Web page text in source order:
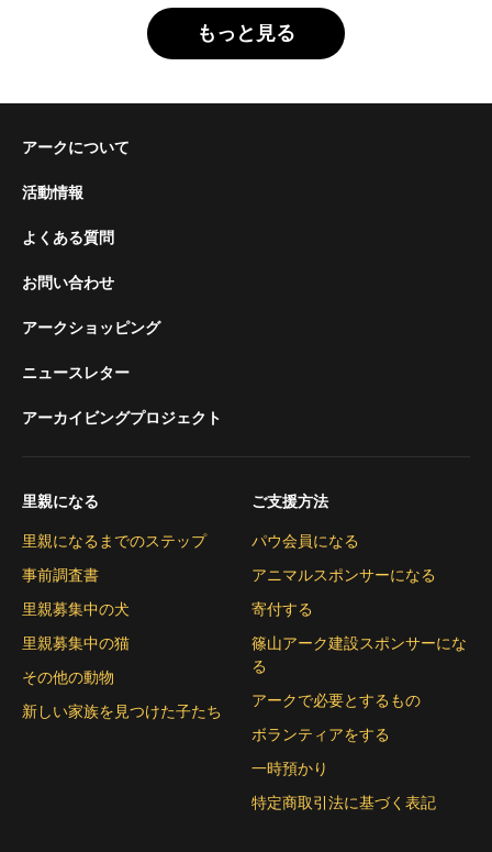
もっと見る
アークについて
活動情報
よくある質問
お問い合わせ
アークショッピング
ニュースレター
アーカイビングプロジェクト
里親になる
里親になるまでのステップ
事前調査書
里親募集中の犬
里親募集中の猫
その他の動物
新しい家族を見つけた子たち
ご支援方法
パウ会員になる
アニマルスポンサーになる
寄付する
篠山アーク建設スポンサーにな
る
アークで必要とするもの
ボランティアをする
一時預かり
特定商取引法に基づく表記